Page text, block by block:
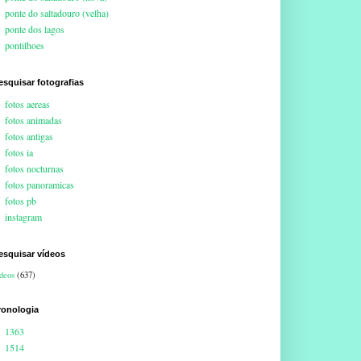
ponte do saltadouro (velha)
ponte dos lagos
pontilhoes
fotografias
fotos aereas
fotos animadas
fotos antigas
fotos ia
fotos nocturnas
fotos panoramicas
fotos pb
instagram
vídeos
(637)
1363
1514